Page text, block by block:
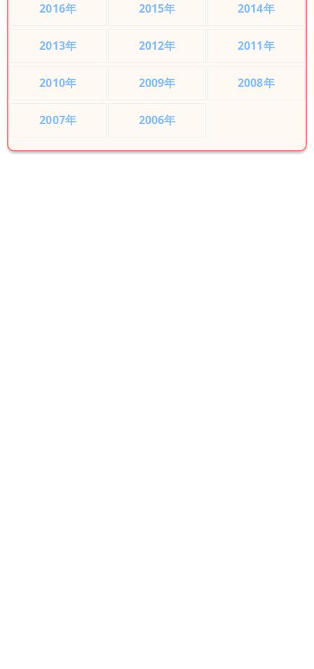
2016年 2015年 2014年
2013年 2012年 2011年
2010年 2009年 2008年
2007年 2006年